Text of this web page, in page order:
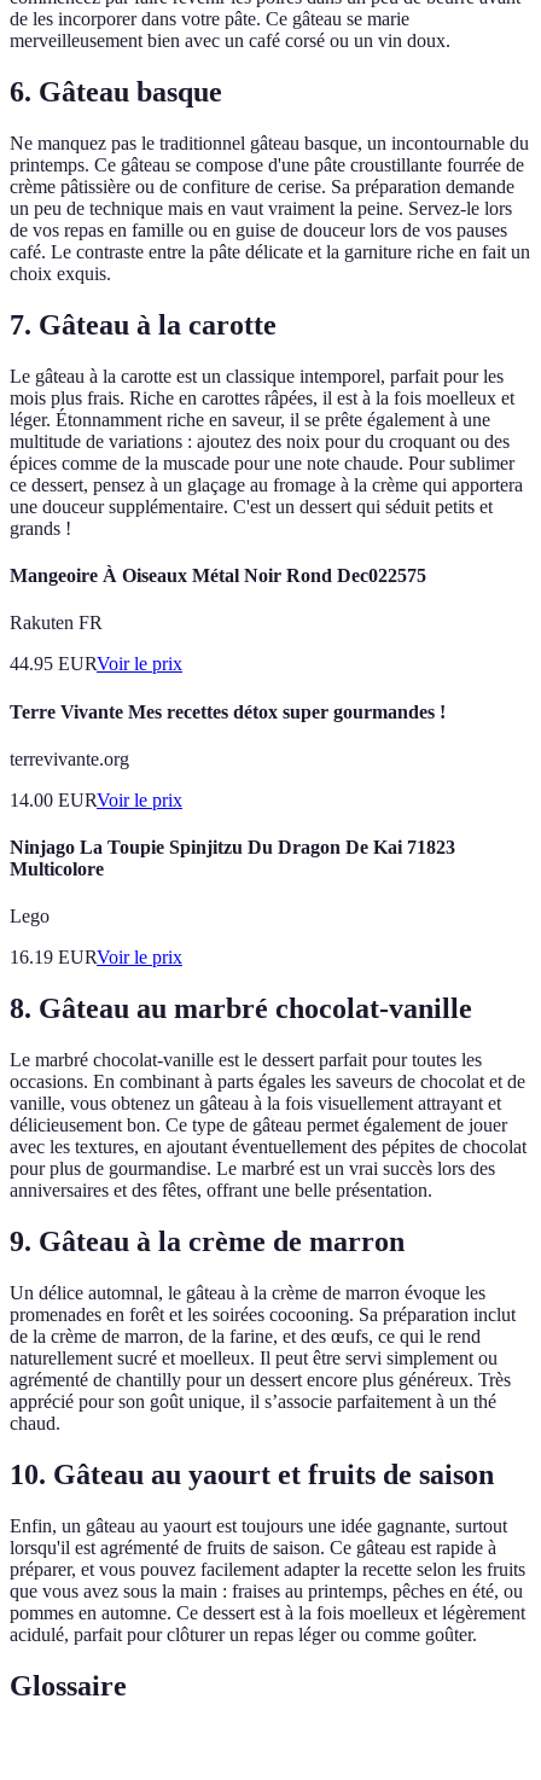
de les incorporer dans votre pâte. Ce gâteau se marie
merveilleusement bien avec un café corsé ou un vin doux.
6. Gâteau basque
Ne manquez pas le traditionnel gâteau basque, un incontournable du
printemps. Ce gâteau se compose d'une pâte croustillante fourrée de
crème pâtissière ou de confiture de cerise. Sa préparation demande
un peu de technique mais en vaut vraiment la peine. Servez-le lors
de vos repas en famille ou en guise de douceur lors de vos pauses
café. Le contraste entre la pâte délicate et la garniture riche en fait un
choix exquis.
7. Gâteau à la carotte
Le gâteau à la carotte est un classique intemporel, parfait pour les
mois plus frais. Riche en carottes râpées, il est à la fois moelleux et
léger. Étonnamment riche en saveur, il se prête également à une
multitude de variations : ajoutez des noix pour du croquant ou des
épices comme de la muscade pour une note chaude. Pour sublimer
ce dessert, pensez à un glaçage au fromage à la crème qui apportera
une douceur supplémentaire. C'est un dessert qui séduit petits et
grands !
Mangeoire À Oiseaux Métal Noir Rond Dec022575
Rakuten FR
44.95 EURVoir le prix
Terre Vivante Mes recettes détox super gourmandes !
terrevivante.org
14.00 EURVoir le prix
Ninjago La Toupie Spinjitzu Du Dragon De Kai 71823
Multicolore
Lego
16.19 EURVoir le prix
8. Gâteau au marbré chocolat-vanille
Le marbré chocolat-vanille est le dessert parfait pour toutes les
occasions. En combinant à parts égales les saveurs de chocolat et de
vanille, vous obtenez un gâteau à la fois visuellement attrayant et
délicieusement bon. Ce type de gâteau permet également de jouer
avec les textures, en ajoutant éventuellement des pépites de chocolat
pour plus de gourmandise. Le marbré est un vrai succès lors des
anniversaires et des fêtes, offrant une belle présentation.
9. Gâteau à la crème de marron
Un délice automnal, le gâteau à la crème de marron évoque les
promenades en forêt et les soirées cocooning. Sa préparation inclut
de la crème de marron, de la farine, et des œufs, ce qui le rend
naturellement sucré et moelleux. Il peut être servi simplement ou
agrémenté de chantilly pour un dessert encore plus généreux. Très
apprécié pour son goût unique, il s’associe parfaitement à un thé
chaud.
10. Gâteau au yaourt et fruits de saison
Enfin, un gâteau au yaourt est toujours une idée gagnante, surtout
lorsqu'il est agrémenté de fruits de saison. Ce gâteau est rapide à
préparer, et vous pouvez facilement adapter la recette selon les fruits
que vous avez sous la main : fraises au printemps, pêches en été, ou
pommes en automne. Ce dessert est à la fois moelleux et légèrement
acidulé, parfait pour clôturer un repas léger ou comme goûter.
Glossaire